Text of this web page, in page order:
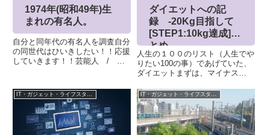
1974年(昭和49年)生
まれの有名人。
自分と同年代の有名人を調査自分
の同世代はひいきしたい！！応援
していきます！！芸能人 / タ
ン） 1974年4月30日有吉 弘行
1974年5月31日後藤 輝基(フット
ボールア...
ダイエットへの記
録 -20Kg目指して
[STEP1:10kg達成]ま
とめ
人生の１００のリスト（人生でや
りたい100の事）であげていた、
ダイエットまずは、マイナス
向けて、あらためて、STEP１の
整理と、STEP２にむけて情報を
まとめています。はじめにいろい
ろ、病気になると言われ...
IT・ガジェット・ライフスタイル IT・ガジェット・ライフスタイル